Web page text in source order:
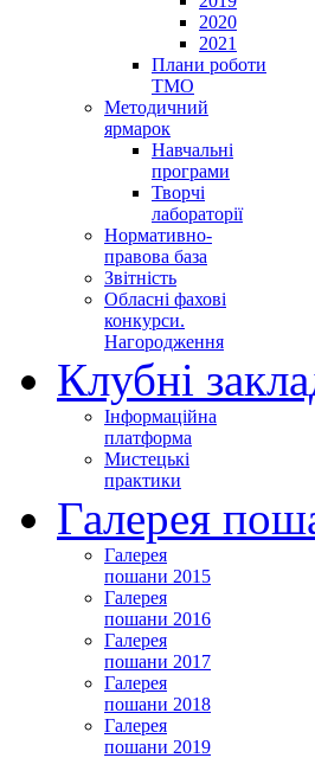
2020
2021
Плани роботи
ТМО
Методичний
ярмарок
Навчальні
програми
Творчі
лабораторії
Нормативно-
правова база
Звітність
Обласні фахові
конкурси.
Нагородження
Клубні
Інформаційна
платформа
Мистецькі
практики
Галерея
Галерея
пошани 2015
Галерея
пошани 2016
Галерея
пошани 2017
Галерея
пошани 2018
Галерея
пошани 2019